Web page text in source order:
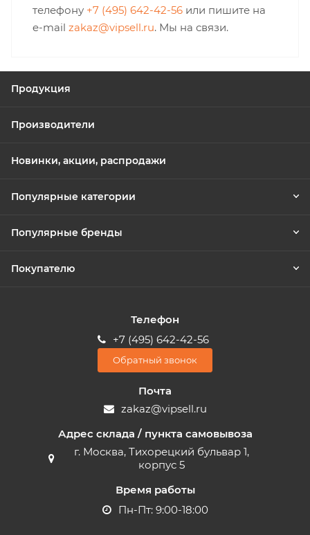
телефону +7 (495) 642-42-56 или пишите на
e-mail zakaz@vipsell.ru. Мы на связи.
Продукция
Производители
Новинки, акции, распродажи
Популярные категории
Популярные бренды
Покупателю
Телефон
+7 (495) 642-42-56
Обратный звонок
Почта
zakaz@vipsell.ru
Адрес склада / пункта самовывоза
г. Москва, Тихорецкий бульвар 1,
корпус 5
Время работы
Пн-Пт: 9:00-18:00